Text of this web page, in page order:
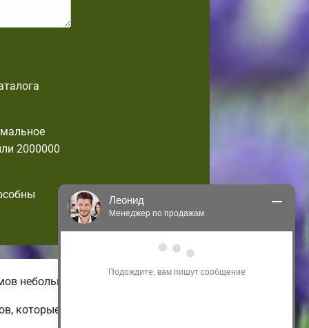
2000000
небольшой площади.
которые можно изменить по
Леонид
Менеджер по продажам
Здравствуйте! Я могу
акциям и проектам.